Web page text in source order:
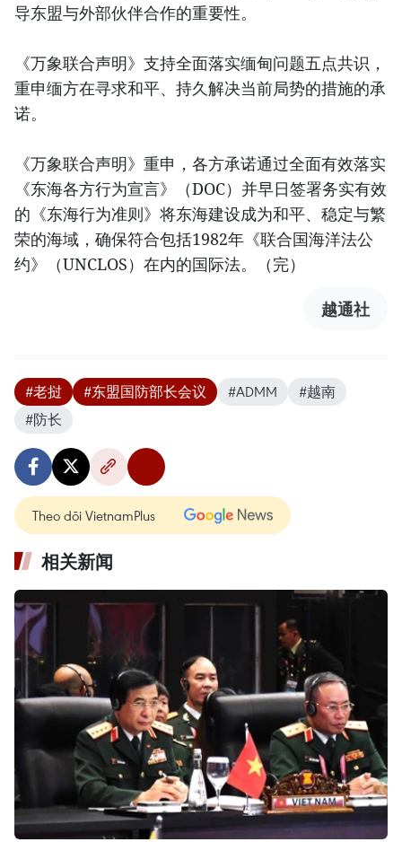
导东盟与外部伙伴合作的重要性。
《万象联合声明》支持全面落实缅甸问题五点共识，
重申缅方在寻求和平、持久解决当前局势的措施的承
诺。
《万象联合声明》重申，各方承诺通过全面有效落实
《东海各方行为宣言》（DOC）并早日签署务实有效
的《东海行为准则》将东海建设成为和平、稳定与繁
荣的海域，确保符合包括1982年《联合国海洋法公
约》（UNCLOS）在内的国际法。（完）
越通社
#老挝 #东盟国防部长会议 #ADMM
#越南
#防长
Theo dõi VietnamPlus
相关新闻